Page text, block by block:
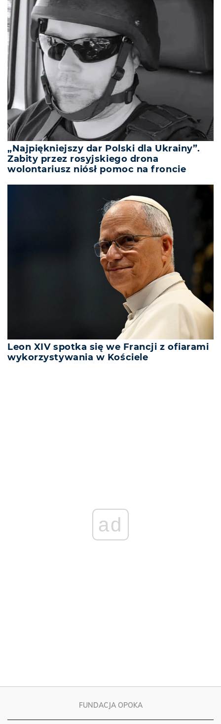
„Najpiękniejszy dar Polski dla Ukrainy”.
Zabity przez rosyjskiego drona
wolontariusz niósł pomoc na froncie
Leon XIV spotka się we Francji z ofiarami
wykorzystywania w Kościele
FUNDACJA OPOKA